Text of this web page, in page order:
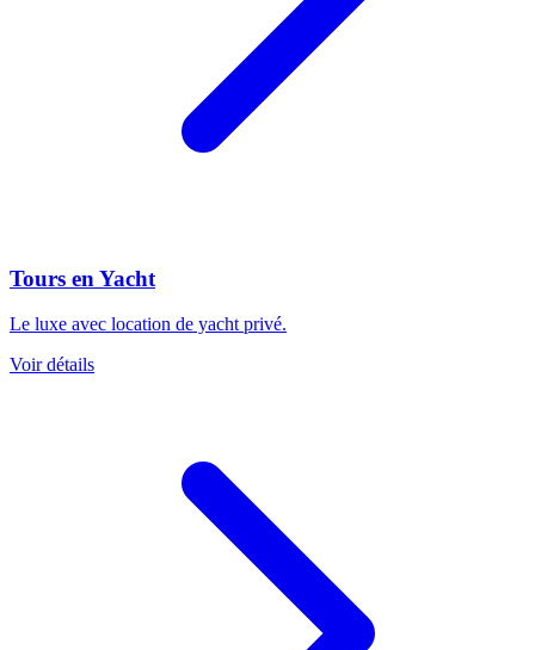
Tours en Yacht
Le luxe avec location de yacht privé.
Voir détails